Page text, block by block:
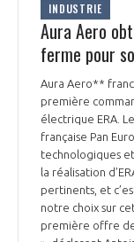
INDUSTRIE
Aura Aero
ferme pour
Aura Aero**
première
électrique ERA.
française Pan
technologiques
la réalisation
pertinents, et
notre choix sur
première offre